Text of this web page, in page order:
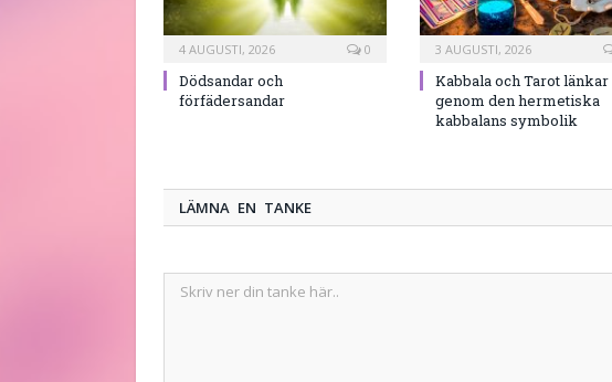
4 AUGUSTI, 2026 0
Dödsandar och
förfädersandar
3 AUGUSTI, 2026
Kabbala och Tarot länkar
genom den hermetiska
kabbalans symbolik
LÄMNA EN TANKE